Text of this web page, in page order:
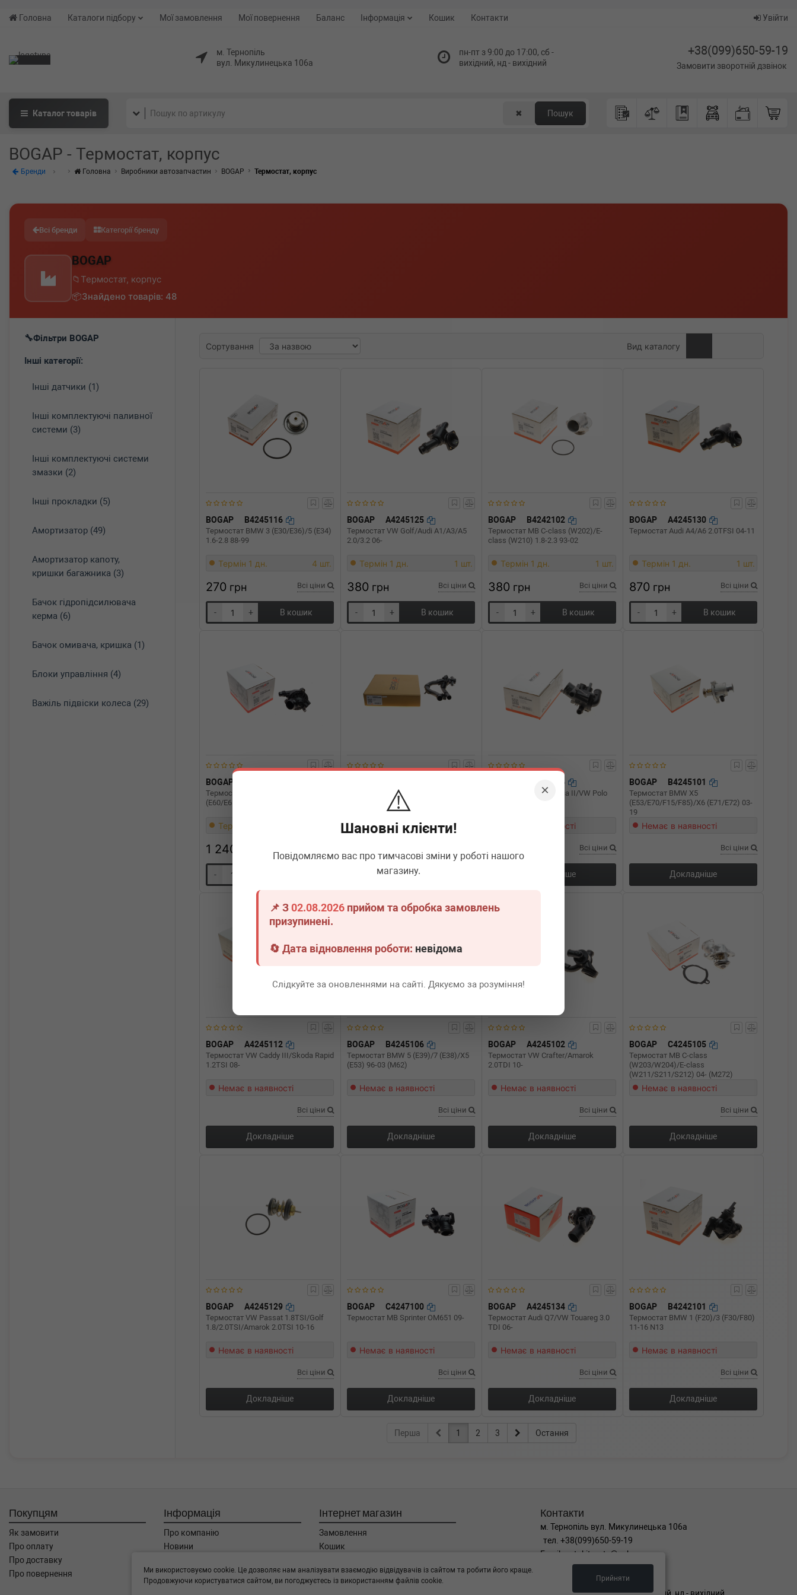
×
⚠️
Шановні клієнти!
Повідомляємо вас про тимчасові зміни у роботі нашого
магазину.
📌 З02.08.2026 прийом та обробка замовлень
призупинені.
🔄 Дата відновлення роботи: невідома
Слідкуйте за оновленнями на сайті. Дякуємо за розуміння!
Головна Каталоги підбору Мої замовлення Мої повернення Баланс Інформація Кошик Контакти Увійти
м. Тернопіль
вул. Микулинецька 106а
пн-пт з 9:00 до 17:00, сб -
вихідний, нд - вихідний
+38(099)650-59-19
Замовити зворотній дзвінок
Каталогтоварів ✖ Пошук
BOGAP - Термостат, корпус
Бренди Головна Виробники автозапчастин BOGAP Термостат, корпус
Всі бренди Категорії бренду
BOGAP
Термостат, корпус
Знайдено товарів: 48
Фільтри BOGAP
Інші категорії:
Інші датчики (1)
Інші комплектуючі паливної
системи (3)
Інші комплектуючі системи
змазки (2)
Інші прокладки (5)
Амортизатор (49)
Амортизатор капоту,
кришки багажника (3)
Бачок гідропідсилювача
керма (6)
Бачок омивача, кришка (1)
Блоки управління (4)
Важіль підвіски колеса (29)
Сортування Вид каталогу
BOGAP B4245116
Термостат BMW 3 (E30/E36)/5 (E34)
1.6-2.8 88-99
Термін 1 дн. 4 шт.
270 грн Всі ціни
- + В кошик
BOGAP A4245125
Термостат VW Golf/Audi A1/A3/A5
2.0/3.2 06-
Термін 1 дн. 1 шт.
380 грн Всі ціни
- + В кошик
BOGAP B4242102
Термостат MB C-class (W202)/E-
class (W210) 1.8-2.3 93-02
Термін 1 дн. 1 шт.
380 грн Всі ціни
- + В кошик
BOGAP A4245130
Термостат Audi A4/A6 2.0TFSI 04-11
Термін 1 дн. 1 шт.
870 грн Всі ціни
- + В кошик
BOGAP
Термостат BMW 3 (E90/E91)/5
(E60/E61)/7 (E65-E67) 2.0-3.5 I 05-
Термін 1 дн.
1 240
-
Термостат MB C-class (W205)/E-
class (W212/W213) 13-
Термін 1 дн. 1 шт.
+
A4247106
Термостат Skoda Fabia II/VW Polo
Немає в наявності
Всі ціни
Докладніше
BOGAP B4245101
Термостат BMW X5
(E53/E70/F15/F85)/X6 (E71/E72) 03-
19
Немає в наявності
Всі ціни
Докладніше
BOGAP A4245112
Термостат VW Caddy III/Skoda Rapid
1.2TSI 08-
Немає в наявності
Всі ціни
Докладніше
BOGAP B4245106
Термостат BMW 5 (E39)/7 (E38)/X5
(E53) 96-03 (M62)
Немає в наявності
Всі ціни
Докладніше
BOGAP A4245102
Термостат VW Crafter/Amarok
2.0TDI 10-
Немає в наявності
Всі ціни
Докладніше
BOGAP C4245105
Термостат MB C-class
(W203/W204)/E-class
(W211/S211/S212) 04- (M272)
Немає в наявності
Всі ціни
Докладніше
BOGAP A4245129
Термостат VW Passat 1.8TSI/Golf
1.8/2.0TSI/Amarok 2.0TSI 10-16
Немає в наявності
Всі ціни
Докладніше
BOGAP C4247100
Термостат MB Sprinter OM651 09-
Немає в наявності
Всі ціни
Докладніше
BOGAP A4245134
Термостат Audi Q7/VW Touareg 3.0
TDI 06-
Немає в наявності
Всі ціни
Докладніше
BOGAP B4242101
Термостат BMW 1 (F20)/3 (F30/F80)
11-16 N13
Немає в наявності
Всі ціни
Докладніше
Перша 1 2 3 Остання
Покупцям
Як замовити
Про оплату
Про доставку
Про повернення
Інформація
Про компанію
Новини
Угода користувача
Контакти
Інтернет магазин
Замовлення
Кошик
Каталог товарів
Контакти
м. Тернопіль вул. Микулинецька 106а
тел. +38(099)650-59-19
Email. autokitparts@yahoo.com
Графік роботи
Ми використовуємо cookie. Це дозволяє нам аналізувати взаємодію відвідувачів із сайтом та робити його краще.
Продовжуючи користуватися сайтом, ви погоджуєтесь із використанням файлів cookie.
Прийняти